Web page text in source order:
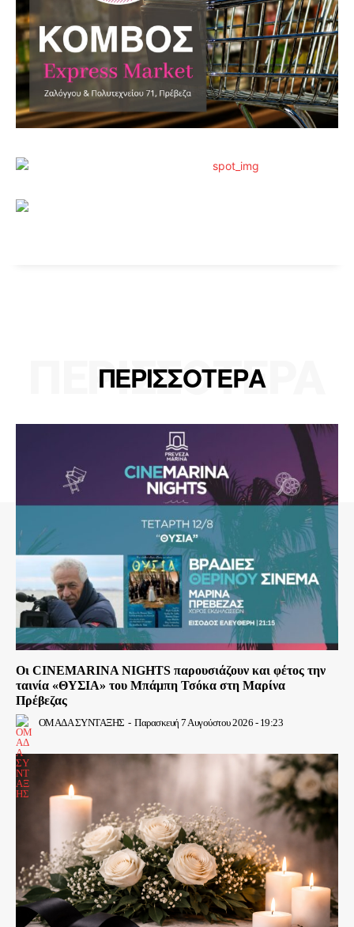
ΠΕΡΙΣΣΟΤΕΡΑ
ΠΕΡΙΣΣΟΤΕΡΑ
Οι CINEMARINA NIGHTS παρουσιάζουν και φέτος την
ταινία «ΘΥΣΙΑ» του Μπάμπη Τσόκα στη Μαρίνα
Πρέβεζας
ΟΜΑΔΑ ΣΥΝΤΑΞΗΣ - Παρασκευή 7 Αυγούστου 2026 - 19:23